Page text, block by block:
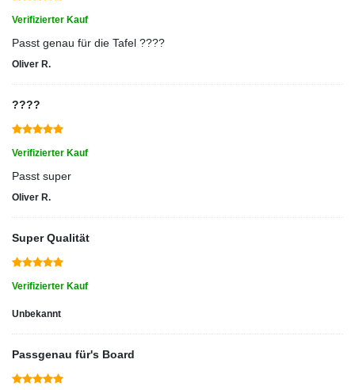
Verifizierter Kauf
Passt genau für die Tafel ????
Oliver R.
????
Verifizierter Kauf
Passt super
Oliver R.
Super Qualität
Verifizierter Kauf
Unbekannt
Passgenau für's Board